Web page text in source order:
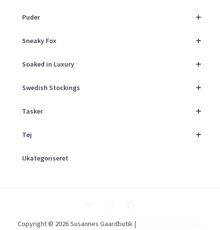
+
Puder
+
Sneaky Fox
+
Soaked in Luxury
+
Swedish Stockings
+
Tasker
+
Tøj
Ukategoriseret
Copyright © 2026 Susannes Gaardbutik |